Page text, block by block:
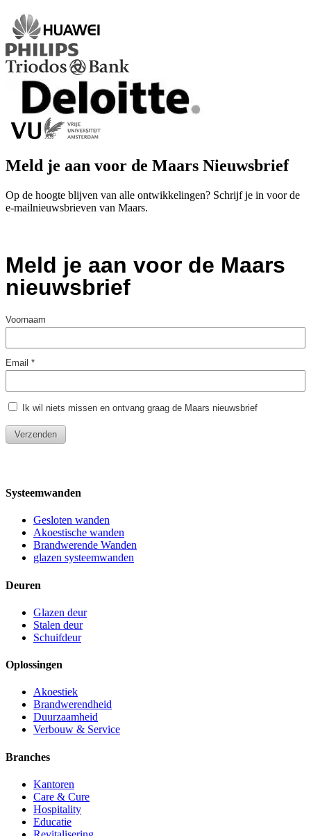
Meld je aan voor de Maars Nieuwsbrief
Op de hoogte blijven van alle ontwikkelingen? Schrijf je in voor de
e-mailnieuwsbrieven van Maars.
Systeemwanden
Gesloten wanden
Akoestische wanden
Brandwerende Wanden
glazen systeemwanden
Deuren
Glazen deur
Stalen deur
Schuifdeur
Oplossingen
Akoestiek
Brandwerendheid
Duurzaamheid
Verbouw & Service
Branches
Kantoren
Care & Cure
Hospitality
Educatie